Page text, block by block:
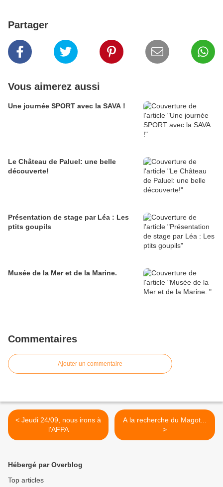
Partager
Vous aimerez aussi
Une journée SPORT avec la SAVA !
Le Château de Paluel: une belle
découverte!
Présentation de stage par Léa : Les
ptits goupils
Musée de la Mer et de la Marine.
Commentaires
Ajouter un commentaire
< Jeudi 24/09, nous irons à
l'AFPA
A la recherche du Magot...
>
Hébergé par Overblog
Top articles